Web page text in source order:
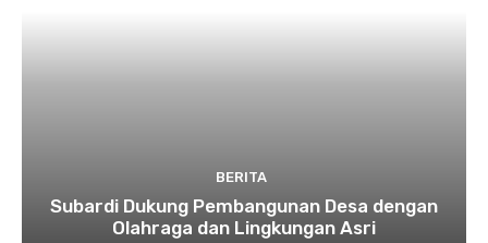
BERITA
Subardi Dukung Pembangunan Desa dengan
Olahraga dan Lingkungan Asri